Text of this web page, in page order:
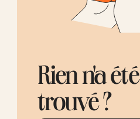
Rien n'a été
trouvé ?